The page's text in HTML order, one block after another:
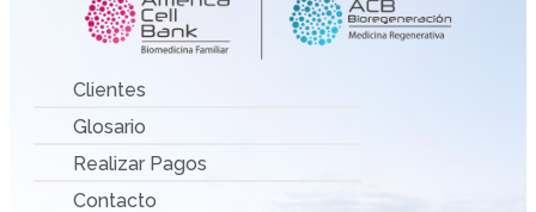
Clientes
Glosario
Realizar Pagos
Contacto